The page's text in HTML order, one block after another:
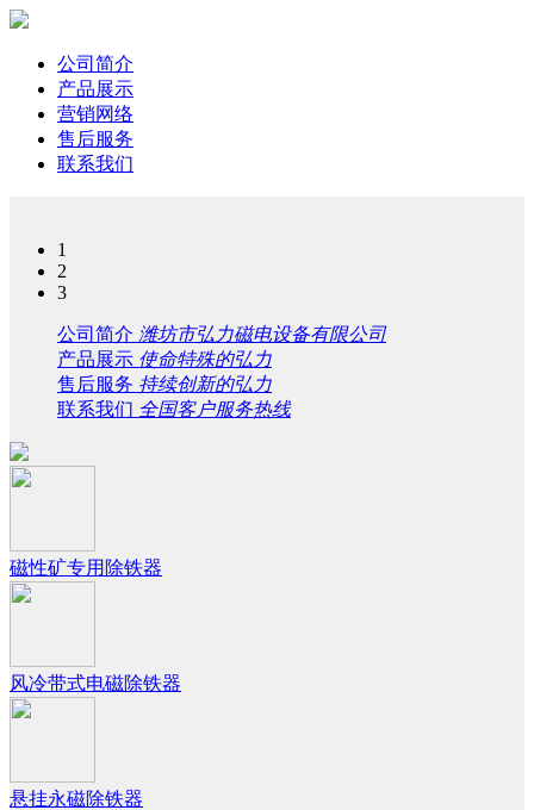
公司简介
产品展示
营销网络
售后服务
联系我们
1
2
3
公司简介 潍坊市弘力磁电设备有限公司
产品展示 使命特殊的弘力
售后服务 持续创新的弘力
联系我们 全国客户服务热线
磁性矿专用除铁器
风冷带式电磁除铁器
悬挂永磁除铁器